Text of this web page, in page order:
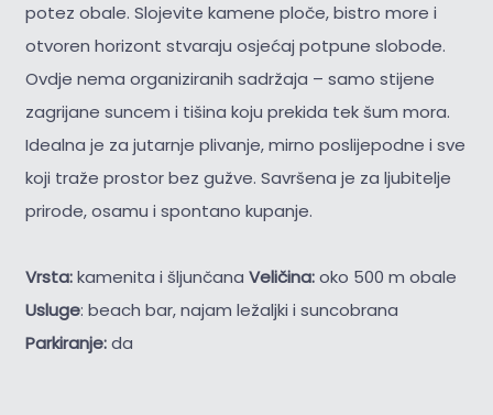
potez obale. Slojevite kamene ploče, bistro more i
otvoren horizont stvaraju osjećaj potpune slobode.
Ovdje nema organiziranih sadržaja – samo stijene
zagrijane suncem i tišina koju prekida tek šum mora.
Idealna je za jutarnje plivanje, mirno poslijepodne i sve
koji traže prostor bez gužve. Savršena je za ljubitelje
prirode, osamu i spontano kupanje.
Vrsta:kamenita i šljunčana Veličina:oko 500 m obale
Usluge: beach bar, najam ležaljki i suncobrana
Parkiranje:da